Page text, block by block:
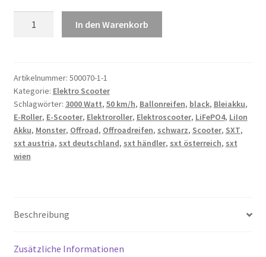
3000
Watt
Menge
In den Warenkorb
Artikelnummer: 500070-1-1
Kategorie: Elektro Scooter
Schlagwörter: 3000 Watt, 50 km/h, Ballonreifen, black, Bleiakku,
E-Roller, E-Scooter, Elektroroller, Elektroscooter, LiFePO4, LiIon
Akku, Monster, Offroad, Offroadreifen, schwarz, Scooter, SXT,
sxt austria, sxt deutschland, sxt händler, sxt österreich, sxt
wien
Beschreibung
Zusätzliche Informationen